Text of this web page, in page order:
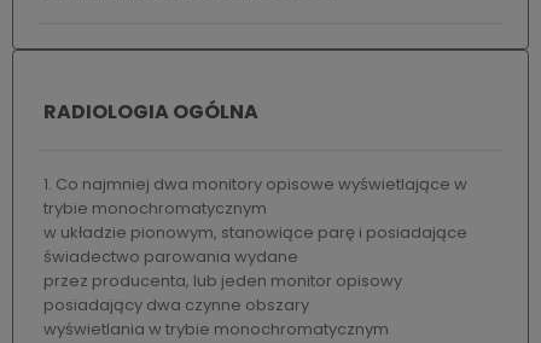
RADIOLOGIA OGÓLNA
1. Co najmniej dwa monitory opisowe wyświetlające w
trybie monochromatycznym
w układzie pionowym, stanowiące parę i posiadające
świadectwo parowania wydane
przez producenta, lub jeden monitor opisowy
posiadający dwa czynne obszary
wyświetlania w trybie monochromatycznym